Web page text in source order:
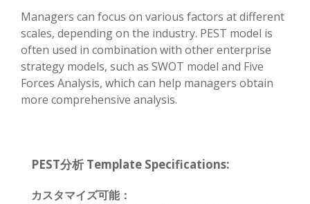
Managers can focus on various factors at different
scales, depending on the industry. PEST model is
often used in combination with other enterprise
strategy models, such as SWOT model and Five
Forces Analysis, which can help managers obtain
more comprehensive analysis.
PEST分析 Template Specifications:
カスタマイズ可能：